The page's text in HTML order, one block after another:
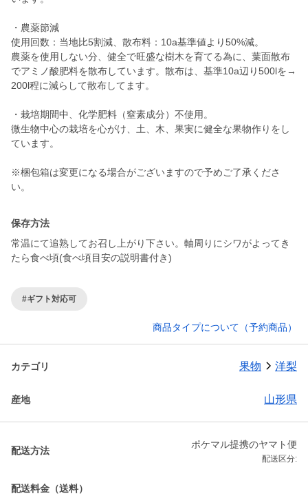
・農薬節減
使用回数：当地比5割減、散布料：10a基準値より50%減。
農薬を使用しない分、健全で旺盛な樹木を育てる為に、葉面散布
でアミノ酸肥料を散布しています。散布は、基準10a辺り500lを→
200l程に減らして散布してます。
・栽培期間中、化学肥料（窒素成分）不使用。
微生物中心の栽培を心がけ、土、木、果実に健全な果物作りをし
ています。
※梱包箱は変更になる場合がございますので予めご了承くださ
保存方法
常温にて追熟してお召し上がり下さい。軸周りにシワがよってき
たら食べ頃(食べ頃目安の説明書付き)
#ギフト対応可
商品タイプについて（予約商品）
カテゴリ 果物 洋梨
産地 山形県
配送方法
ポケマル提携のヤマト便
配送区分:
配送料金（送料）